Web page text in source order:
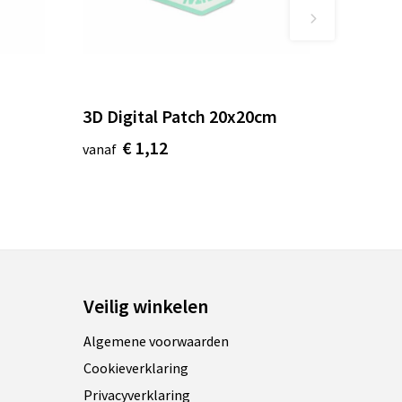
3D Digital Patch 20x20cm
vanaf € 1,12
Veilig winkelen
Algemene voorwaarden
Cookieverklaring
Privacyverklaring